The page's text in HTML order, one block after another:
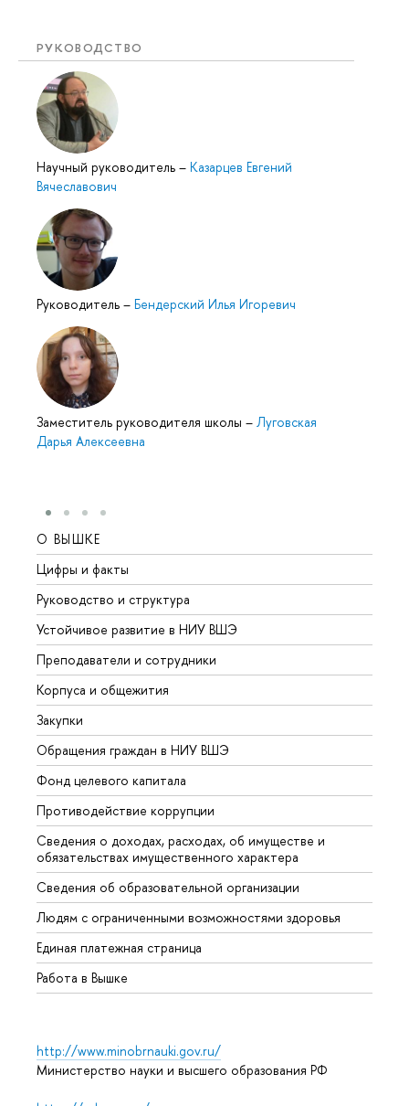
РУКОВОДСТВО
Научный руководитель – Казарцев Евгений
Вячеславович
Руководитель – Бендерский Илья Игоревич
Заместитель руководителя школы – Луговская
Дарья Алексеевна
О ВЫШКЕ
Цифры и факты
Руководство и структура
Устойчивое развитие в НИУ ВШЭ
Преподаватели и сотрудники
Корпуса и общежития
Закупки
Обращения граждан в НИУ ВШЭ
Фонд целевого капитала
Противодействие коррупции
Сведения о доходах, расходах, об имуществе и
обязательствах имущественного характера
Сведения об образовательной организации
Людям с ограниченными возможностями здоровья
Единая платежная страница
Работа в Вышке
http://www.minobrnauki.gov.ru/
Министерство науки и высшего образования РФ